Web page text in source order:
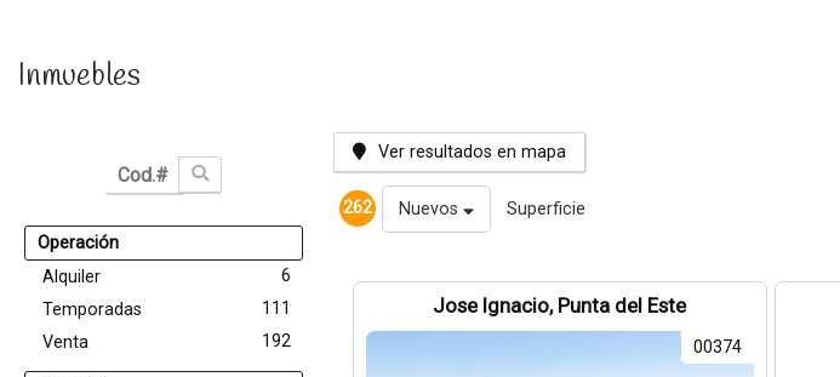
Inmuebles
Operación
Alquiler
6
Temporadas
111
Venta
192
Ver resultados en mapa
262 Nuevos Superficie
Jose Ignacio, Punta del Este
00374